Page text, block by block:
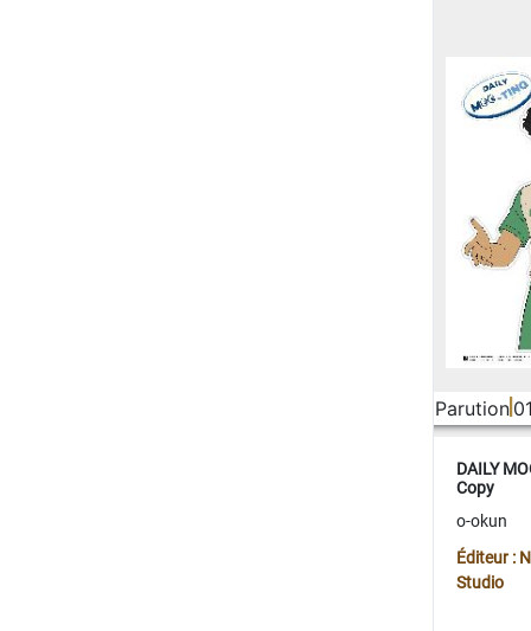
Parution
DAILY
Copy
o-okun
Éditeur :
Studio